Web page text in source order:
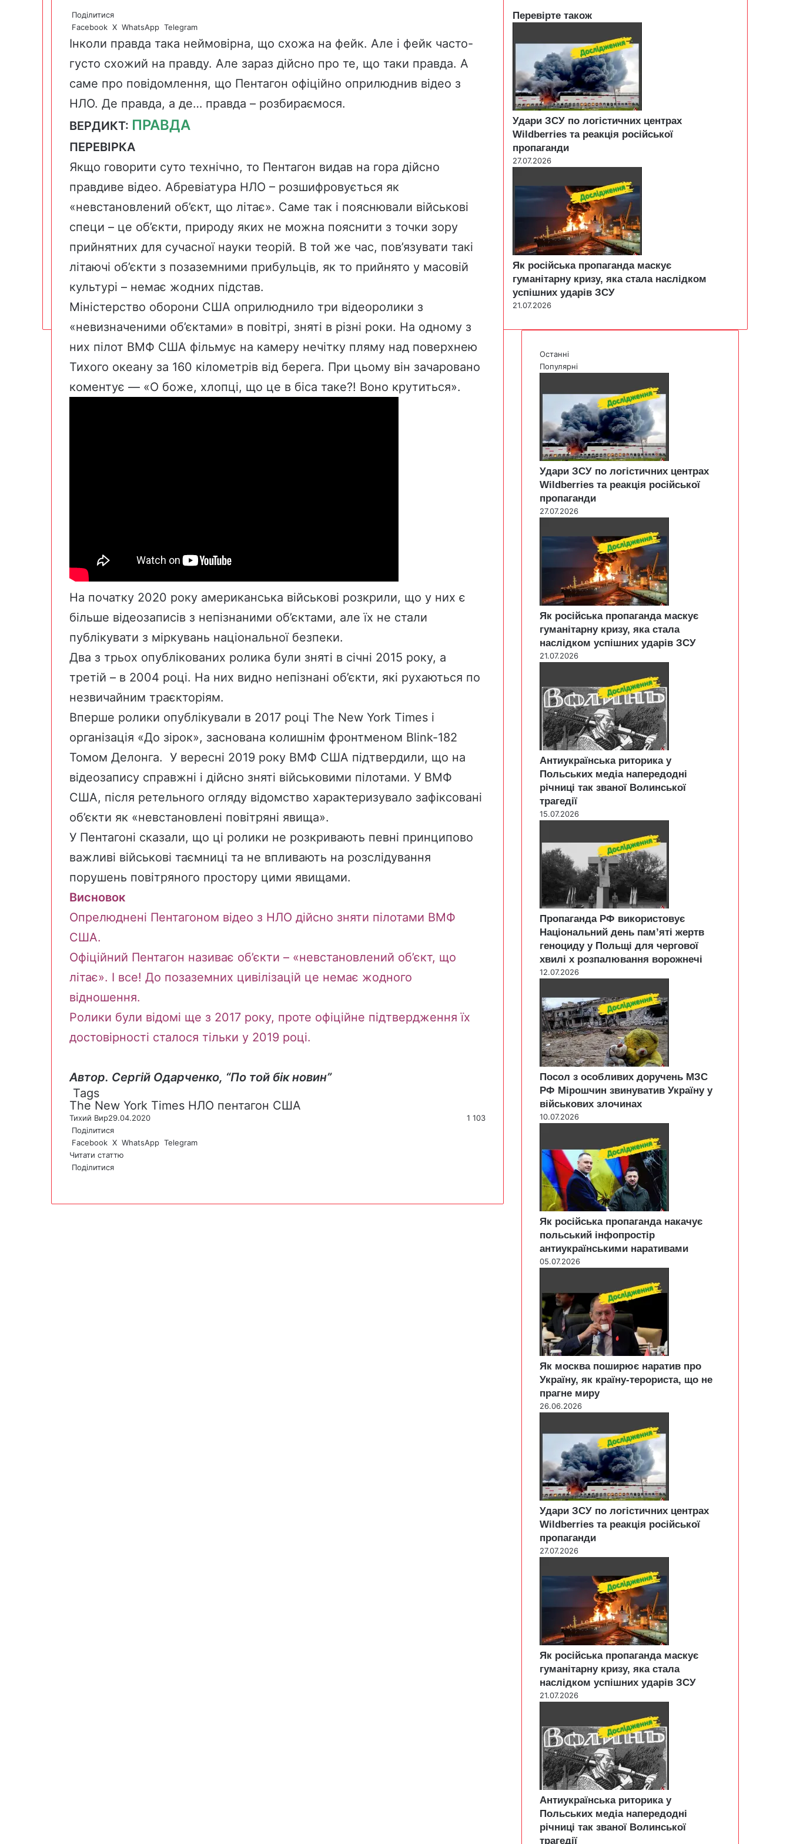
Поділитися
Facebook X WhatsApp Telegram
Інколи правда така неймовірна, що схожа на фейк. Але і фейк часто-
густо схожий на правду. Але зараз дійсно про те, що таки правда. А
саме про повідомлення, що Пентагон офіційно оприлюднив відео з
НЛО. Де правда, а де… правда – розбираємося.
ВЕРДИКТ: ПРАВДА
ПЕРЕВІРКА
Якщо говорити суто технічно, то Пентагон видав на гора дійсно
правдиве відео. Абревіатура НЛО – розшифровується як
«невcтановлений об’єкт, що літає». Саме так і пояснювали військові
специ – це об’єкти, природу яких не можна пояснити з точки зору
прийнятних для сучасної науки теорій. В той же час, пов’язувати такі
літаючі об’єкти з позаземними прибульців, як то прийнято у масовій
культурі – немає жодних підстав.
Міністерство оборони США оприлюднило три відеоролики з
«невизначеними об’єктами» в повітрі, зняті в різні роки. На одному з
них пілот ВМФ США фільмує на камеру нечітку пляму над поверхнею
Тихого океану за 160 кілометрів від берега. При цьому він зачаровано
коментує — «О боже, хлопці, що це в біса таке?! Воно крутиться».
На початку 2020 року американська військові розкрили, що у них є
більше відеозаписів з непізнаними об’єктами, але їх не стали
публікувати з міркувань національної безпеки.
Два з трьох опублікованих ролика були зняті в січні 2015 року, а
третій – в 2004 році. На них видно непізнані об’єкти, які рухаються по
незвичайним траєкторіям.
Вперше ролики опублікували в 2017 році The New York Times і
організація «До зірок», заснована колишнім фронтменом Blink-182
Томом Делонга. У вересні 2019 року ВМФ США підтвердили, що на
відеозапису справжні і дійсно зняті військовими пілотами. У ВМФ
США, після ретельного огляду відомство характеризувало зафіксовані
об’єкти як «невстановлені повітряні явища».
У Пентагоні сказали, що ці ролики не розкривають певні принципово
важливі військові таємниці та не впливають на розслідування
порушень повітряного простору цими явищами.
Висновок
Опрелюднені Пентагоном відео з НЛО дійсно зняти пілотами ВМФ
США.
Офіційний Пентагон називає об’єкти – «невcтановлений об’єкт, що
літає». І все! До позаземних цивілізацій це немає жодного
відношення.
Ролики були відомі ще з 2017 року, проте офіційне підтвердження їх
достовірності сталося тільки у 2019 році.
Автор. Сергій Одарченко, “По той бік новин”
Tags
The New York Times НЛО пентагон США
Тихий Вир29.04.2020
1 103
Поділитися
Facebook X WhatsApp Telegram
Читати статтю
Поділитися
calb
i
Перевірте також
Удари ЗСУ по логістичних центрах
Wildberries та реакція російської
пропаганди
27.07.2026
Як російська пропаганда маскує
гуманітарну кризу, яка стала наслідком
успішних ударів ЗСУ
21.07.2026
Останні
Популярні
Удари ЗСУ по логістичних центрах
Wildberries та реакція російської
пропаганди
27.07.2026
Як російська пропаганда маскує
гуманітарну кризу, яка стала
наслідком успішних ударів ЗСУ
21.07.2026
Антиукраїнська риторика у
Польських медіа напередодні
річниці так званої Волинської
трагедії
15.07.2026
Пропаганда РФ використовує
Національний день пам’яті жертв
геноциду у Польщі для чергової
хвилі х розпалювання ворожнечі
12.07.2026
Посол з особливих доручень МЗС
РФ Мірошчин звинуватив Україну у
військових злочинах
10.07.2026
Як російська пропаганда накачує
польський інфопростір
антиукраїнськими наративами
05.07.2026
Як москва поширює наратив про
Україну, як країну-терориста, що не
прагне миру
26.06.2026
Удари ЗСУ по логістичних центрах
Wildberries та реакція російської
пропаганди
27.07.2026
Як російська пропаганда маскує
гуманітарну кризу, яка стала
наслідком успішних ударів ЗСУ
21.07.2026
Антиукраїнська риторика у
Польських медіа напередодні
річниці так званої Волинської
трагедії